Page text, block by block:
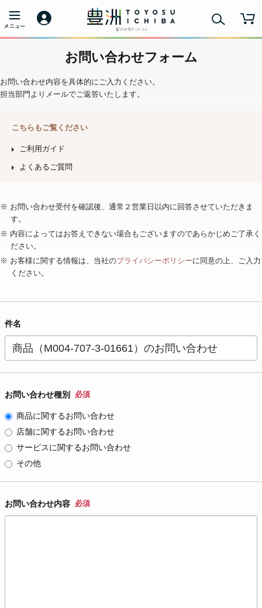
お問い合わせフォーム
お問い合わせ内容を具体的にご入力ください。
担当部門よりメールでご返答いたします。
こちらもご覧ください
ご利用ガイド
よくあるご質問
※ お問い合わせ受付を確認後、通常２営業日以内に回答させていただきま
す。
※ 内容によってはお答えできない場合もございますのであらかじめご了承く
ださい。
※ お客様に関する情報は、当社のプライバシーポリシーに同意の上、ご入力
ください。
件名
お問い合わせ種別 必須
商品に関するお問い合わせ
店舗に関するお問い合わせ
サービスに関するお問い合わせ
その他
お問い合わせ内容 必須